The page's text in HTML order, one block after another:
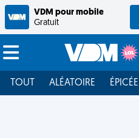
VDM pour mobile
Gratuit
TOUT ALÉATOIRE ÉPICÉE